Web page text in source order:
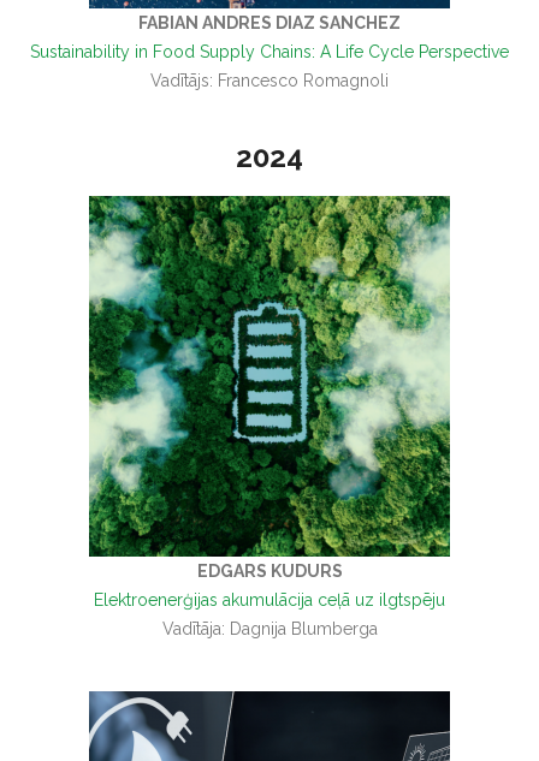
FABIAN ANDRES DIAZ SANCHEZ
Sustainability in Food Supply Chains: A Life Cycle Perspective
Vadītājs: Francesco Romagnoli
2024
EDGARS KUDURS
Elektroenerģijas akumulācija ceļā uz ilgtspēju
Vadītāja: Dagnija Blumberga